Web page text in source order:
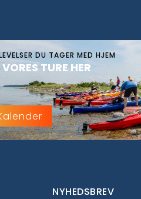
DU TAGER MED HJEM
VORES TURE HER
NYHEDSBREV